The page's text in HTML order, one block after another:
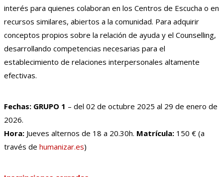
interés para quienes colaboran en los Centros de Escucha o en
recursos similares, abiertos a la comunidad. Para adquirir
conceptos propios sobre la relación de ayuda y el Counselling,
desarrollando competencias necesarias para el
establecimiento de relaciones interpersonales altamente
efectivas.
Fechas: GRUPO 1 – del 02 de octubre 2025 al 29 de enero de
2026.
Hora: Jueves alternos de 18 a 20.30h. Matrícula: 150 € (a
través de humanizar.es)